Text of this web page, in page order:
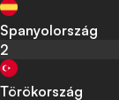
Spanyolország
2
Törökország